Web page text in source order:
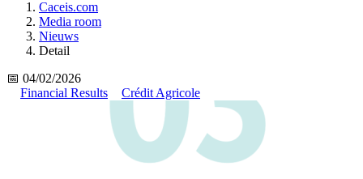
Caceis.com
Media room
Nieuws
Detail
📅 04/02/2026
Financial Results
Crédit Agricole